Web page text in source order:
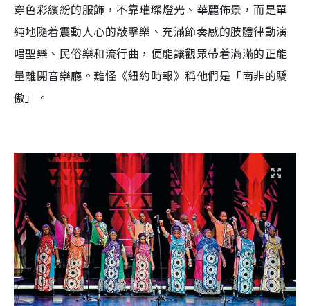
穿色彩繽紛的服飾，不靠璀璨燈光、華麗佈景，而是單
純地隨着震動人心的敲擊樂、充滿節奏感的肢體律動演
唱聖樂、民俗樂和流行曲，便能讓觀眾帶着滿滿的正能
量離開音樂廳。難怪《紐約時報》稱他們是「南非的驕
傲」。